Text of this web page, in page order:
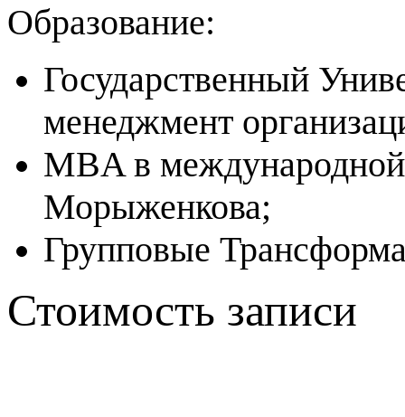
Образование:
Государственный
менеджмент
MBA в
Морыженкова;
Групповые
Стоимость записи